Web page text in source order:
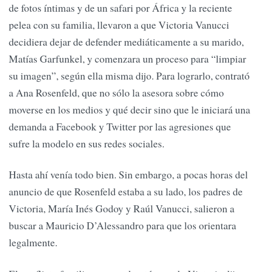
de fotos íntimas y de un safari por África y la reciente
pelea con su familia, llevaron a que Victoria Vanucci
decidiera dejar de defender mediáticamente a su marido,
Matías Garfunkel, y comenzara un proceso para “limpiar
su imagen”, según ella misma dijo. Para lograrlo, contrató
a Ana Rosenfeld, que no sólo la asesora sobre cómo
moverse en los medios y qué decir sino que le iniciará una
demanda a Facebook y Twitter por las agresiones que
sufre la modelo en sus redes sociales.
Hasta ahí venía todo bien. Sin embargo, a pocas horas del
anuncio de que Rosenfeld estaba a su lado, los padres de
Victoria, María Inés Godoy y Raúl Vanucci, salieron a
buscar a Mauricio D’Alessandro para que los orientara
legalmente.